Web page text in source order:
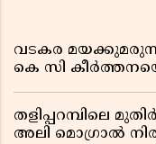
വടകര
കെ സി
തളിപ്പറമ്പിലെ
അലി മൊഗ്രാൽ